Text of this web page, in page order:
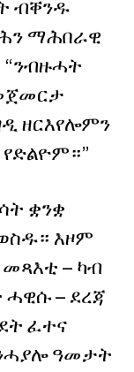
ብቐንዱ
ማሕበራዊ
ዘርእየሎምን
ቋንቋ
እዞም
– ካብ
– ደረጃ
ፈተና
ዓመታት